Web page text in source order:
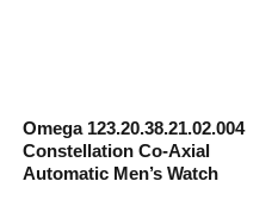
Omega 123.20.38.21.02.004
Constellation Co-Axial
Automatic Men’s Watch